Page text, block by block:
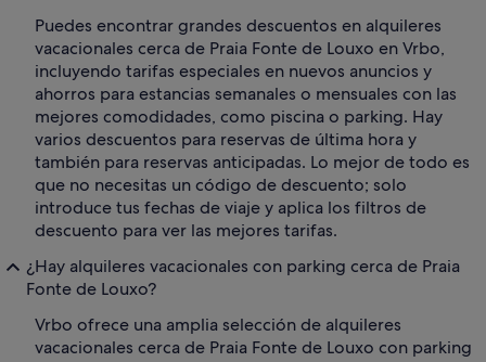
Puedes encontrar grandes descuentos en alquileres
vacacionales cerca de Praia Fonte de Louxo en Vrbo,
incluyendo tarifas especiales en nuevos anuncios y
ahorros para estancias semanales o mensuales con las
mejores comodidades, como piscina o parking. Hay
varios descuentos para reservas de última hora y
también para reservas anticipadas. Lo mejor de todo es
que no necesitas un código de descuento; solo
introduce tus fechas de viaje y aplica los filtros de
descuento para ver las mejores tarifas.
¿Hay alquileres vacacionales con parking cerca de Praia
Fonte de Louxo?
Vrbo ofrece una amplia selección de alquileres
vacacionales cerca de Praia Fonte de Louxo con parking